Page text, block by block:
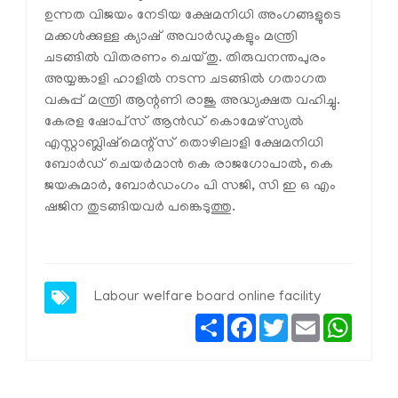
ഉന്നത വിജയം നേടിയ ക്ഷേമനിധി അംഗങ്ങളുടെ
മക്കൾക്കുള്ള ക്യാഷ് അവാർഡുകളും മന്ത്രി
ചടങ്ങിൽ വിതരണം ചെയ്തു. തിരുവനന്തപുരം
അയ്യങ്കാളി ഹാളിൽ നടന്ന ചടങ്ങിൽ ഗതാഗത
വകുപ്പ് മന്ത്രി ആന്റണി രാജു അദ്ധ്യക്ഷത വഹിച്ചു.
കേരള ഷോപ്‌സ് ആൻഡ് കൊമേഴ്‌സ്യൽ
എസ്റ്റാബ്ലിഷ്‌മെന്റ്സ് തൊഴിലാളി ക്ഷേമനിധി
ബോർഡ് ചെയർമാൻ കെ രാജഗോപാൽ, കെ
ജയകുമാർ, ബോർഡംഗം പി സജി, സി ഇ ഒ എം
ഷജിന തുടങ്ങിയവർ പങ്കെടുത്തു.
Labour welfare board online facility
ShareFacebook
TwitterEmail